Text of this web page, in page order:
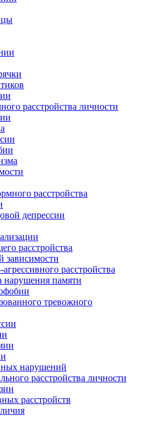
расстройства личности
расстройства
депрессии
расстройства
зависимости
расстройства
нарушения памяти
тревожного
нарушений
расстройства личности
расстройств